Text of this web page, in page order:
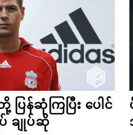
ပြန်ဆုံကြပြီး ပေါင်
ချုပ်ဆို